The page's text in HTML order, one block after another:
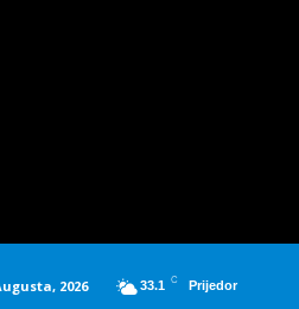
2026 33.1 C Prijedor